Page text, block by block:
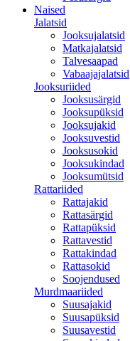
Naised
Jalatsid
Jooksujalatsid
Matkajalatsid
Talvesaapad
Vabaajajalatsid
Jooksuriided
Jooksusärgid
Jooksupüksid
Jooksujakid
Jooksuvestid
Jooksusokid
Jooksukindad
Jooksumütsid
Rattariided
Rattajakid
Rattasärgid
Rattapüksid
Rattavestid
Rattakindad
Rattasokid
Soojendused
Murdmaariided
Suusajakid
Suusapüksid
Suusavestid